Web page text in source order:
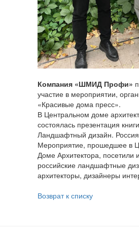
Компания «ШМИД Профи»
участие в мероприятии,
«Красивые дома пресс».
В Центральном доме
состоялась презентация
Ландшафтный дизайн.
Мероприятие, прошедшее в
Доме Архитектора, посетили
российские ландшафтные
архитекторы, дизайнеры
Возврат к списку